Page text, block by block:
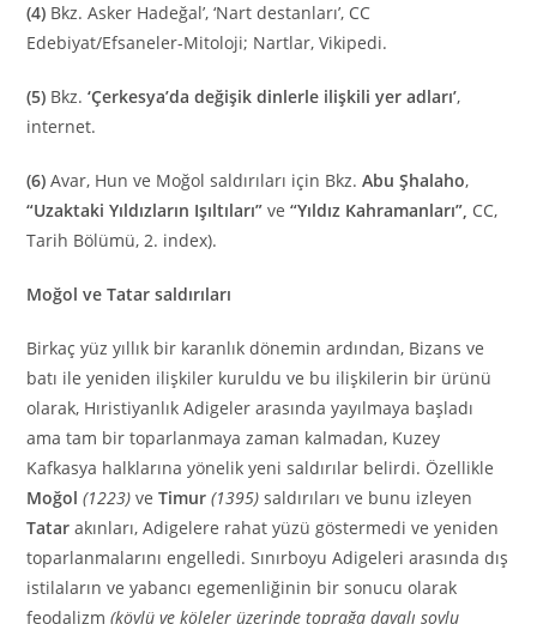
(4) Bkz. Asker Hadeğal’, ‘Nart destanları’, CC
Edebiyat/Efsaneler-Mitoloji; Nartlar, Vikipedi.
(5) Bkz.‘Çerkesya’da değişik dinlerle ilişkili yer adları’,
internet.
(6) Avar, Hun ve Moğol saldırıları için Bkz.Abu Şhalaho,
“Uzaktaki Yıldızların Işıltıları” ve“Yıldız Kahramanları”, CC,
Tarih Bölümü, 2. index).
Moğol ve Tatar saldırıları
Birkaç yüz yıllık bir karanlık dönemin ardından, Bizans ve
batı ile yeniden ilişkiler kuruldu ve bu ilişkilerin bir ürünü
olarak, Hıristiyanlık Adigeler arasında yayılmaya başladı
ama tam bir toparlanmaya zaman kalmadan, Kuzey
Kafkasya halklarına yönelik yeni saldırılar belirdi. Özellikle
Moğol (1223) veTimur (1395) saldırıları ve bunu izleyen
Tatar akınları, Adigelere rahat yüzü göstermedi ve yeniden
toparlanmalarını engelledi. Sınırboyu Adigeleri arasında dış
istilaların ve yabancı egemenliğinin bir sonucu olarak
feodalizm(köylü ve köleler üzerinde toprağa dayalı soylu